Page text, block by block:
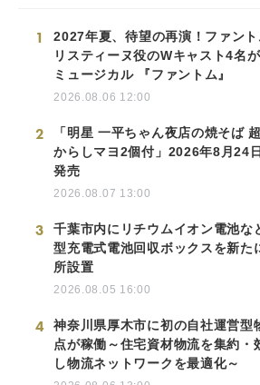
1
2027年夏、待望の再演！ファント
リスティーヌ役のWキャスト4名が
ミュージカル 『ファントム』
2026.08.06 12:00
2
「明星 一平ちゃん夜店の焼そば
からしマヨ2個付」2026年8月24
発売
2026.08.07 13:00
3
千葉市内にリチウムイオン電池な
型充電式電池回収ボックスを新た
所設置
2026.08.05 16:00
4
神奈川県厚木市に初の自社運営型
点が稼働～住宅資材物流を集約・
し物流ネットワークを最適化～